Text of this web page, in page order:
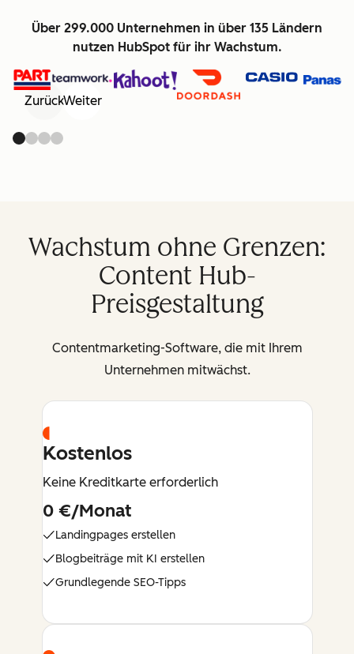
Über 299.000 Unternehmen in über 135 Ländern
nutzen HubSpot für ihr Wachstum.
ZurückWeiter
Wachstum ohne Grenzen:
Content Hub-
Preisgestaltung
Contentmarketing-Software, die mit Ihrem
Unternehmen mitwächst.
Kostenlos
Keine Kreditkarte erforderlich
0 €/Monat
Landingpages erstellen
Blogbeiträge mit KI erstellen
Grundlegende SEO-Tipps